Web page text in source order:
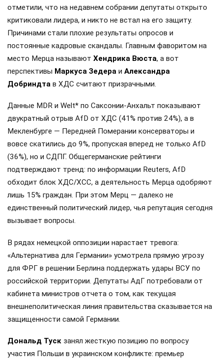
отметили, что на недавнем собрании депутаты открыто
критиковали лидера, и никто не встал на его защиту.
Причинами стали плохие результаты опросов и
постоянные кадровые скандалы. Главным фаворитом на
место Мерца называют Хендрика Вюста, а вот
перспективы Маркуса Зедера и Александра
Добриндта в ХДС считают призрачными.
Данные MDR и Welt* по Саксонии-Анхальт показывают
двукратный отрыв AfD от ХДС (41% против 24%), а в
Мекленбурге — Передней Померании консерваторы и
вовсе скатились до 9%, пропуская вперед не только AfD
(36%), но и СДПГ. Общегерманские рейтинги
подтверждают тренд: по информации Reuters, AfD
обходит блок ХДС/ХСС, а деятельность Мерца одобряют
лишь 15% граждан. При этом Мерц — далеко не
единственный политический лидер, чья репутация сегодня
вызывает вопросы.
В рядах немецкой оппозиции нарастает тревога:
«Альтернатива для Германии» усмотрела прямую угрозу
для ФРГ в решении Берлина поддержать удары ВСУ по
российской территории. Депутаты АдГ потребовали от
кабинета министров отчета о том, как текущая
внешнеполитическая линия правительства сказывается на
защищенности самой Германии.
Дональд Туск занял жесткую позицию по вопросу
участия Польши в украинском конфликте: премьер